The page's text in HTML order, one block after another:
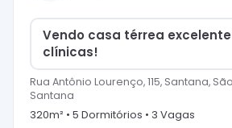
Vendo casa térrea
clínicas!
Rua Antônio Lourenço, 115, Santana,
Santana
320m² • 5 Dormitórios • 3 Vagas